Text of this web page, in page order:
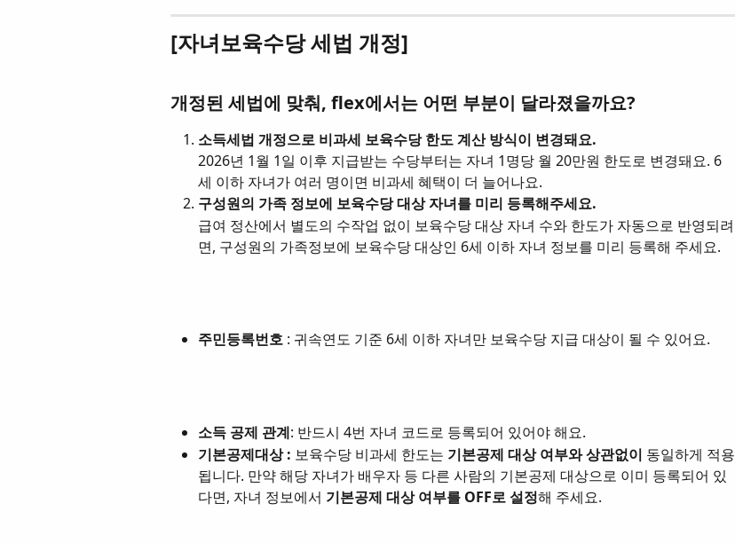
[자녀보육수당 세법 개정]
개정된 세법에 맞춰, flex에서는 어떤 부분이 달라졌을까요?
소득세법 개정으로 비과세 보육수당 한도 계산 방식이 변경돼요.
2026년 1월 1일 이후 지급받는 수당부터는 자녀 1명당 월 20만원 한도로 변경돼요. 6
세 이하 자녀가 여러 명이면 비과세 혜택이 더 늘어나요.
구성원의 가족 정보에 보육수당 대상 자녀를 미리 등록해주세요.
급여 정산에서 별도의 수작업 없이 보육수당 대상 자녀 수와 한도가 자동으로 반영되려
면, 구성원의 가족정보에 보육수당 대상인 6세 이하 자녀 정보를 미리 등록해 주세요.
주민등록번호 : 귀속연도 기준 6세 이하 자녀만 보육수당 지급 대상이 될 수 있어요.
소득 공제 관계: 반드시 4번 자녀 코드로 등록되어 있어야 해요.
기본공제대상 : 보육수당 비과세 한도는 기본공제 대상 여부와 상관없이 동일하게 적용
됩니다. 만약 해당 자녀가 배우자 등 다른 사람의 기본공제 대상으로 이미 등록되어 있
다면, 자녀 정보에서 기본공제 대상 여부를 OFF로 설정해 주세요.